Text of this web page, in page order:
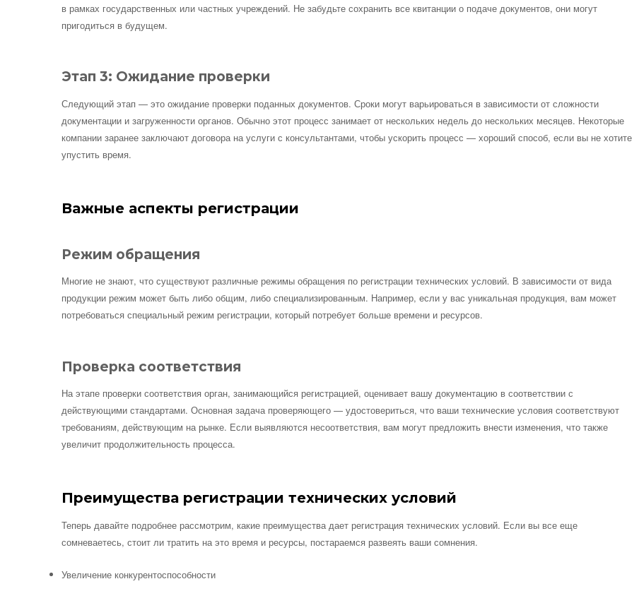
в рамках государственных или частных учреждений. Не забудьте сохранить все квитанции о подаче документов, они могут
пригодиться в будущем.
Этап 3: Ожидание проверки
Следующий этап — это ожидание проверки поданных документов. Сроки могут варьироваться в зависимости от сложности
документации и загруженности органов. Обычно этот процесс занимает от нескольких недель до нескольких месяцев. Некоторые
компании заранее заключают договора на услуги с консультантами, чтобы ускорить процесс — хороший способ, если вы не хотите
упустить время.
Важные аспекты регистрации
Режим обращения
Многие не знают, что существуют различные режимы обращения по регистрации технических условий. В зависимости от вида
продукции режим может быть либо общим, либо специализированным. Например, если у вас уникальная продукция, вам может
потребоваться специальный режим регистрации, который потребует больше времени и ресурсов.
Проверка соответствия
На этапе проверки соответствия орган, занимающийся регистрацией, оценивает вашу документацию в соответствии с
действующими стандартами. Основная задача проверяющего — удостовериться, что ваши технические условия соответствуют
требованиям, действующим на рынке. Если выявляются несоответствия, вам могут предложить внести изменения, что также
увеличит продолжительность процесса.
Преимущества регистрации технических условий
Теперь давайте подробнее рассмотрим, какие преимущества дает регистрация технических условий. Если вы все еще
сомневаетесь, стоит ли тратить на это время и ресурсы, постараемся развеять ваши сомнения.
Увеличение конкурентоспособности